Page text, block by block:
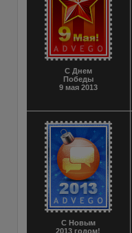
С Днем
Победы
9 мая 2013
С Новым
2013 годом!